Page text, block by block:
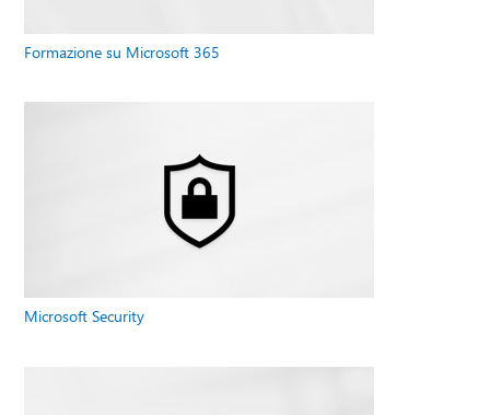
Formazione su Microsoft 365
Microsoft Security